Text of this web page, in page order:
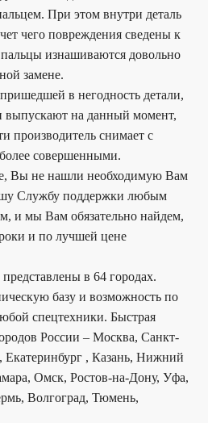
При этом внутри деталь
чего повреждения сведены к
изнашиваются довольно
замене.
в негодность детали,
выпускают на данный момент,
производитель снимает с
совершенными.
Вы не нашли необходимую Вам
Службу поддержки любым
и мы Вам обязательно найдем,
и по лучшей цене
в 64 городах.
базу и возможность по
спецтехники. Быстрая
России – Москва, Санкт-
Екатеринбург , Казань, Нижний
Омск, Ростов-на-Дону, Уфа,
Волгоград, Тюмень,